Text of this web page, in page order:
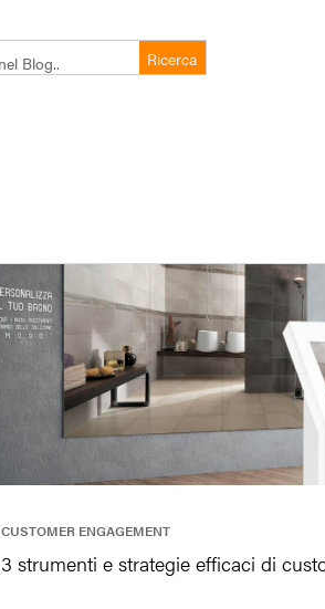
3 strumenti e strategie efficaci di
CUSTOMER ENGAGEMENT